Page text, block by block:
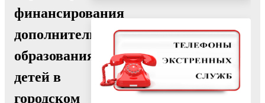
финансирования
дополнительного
образования
детей в
городском